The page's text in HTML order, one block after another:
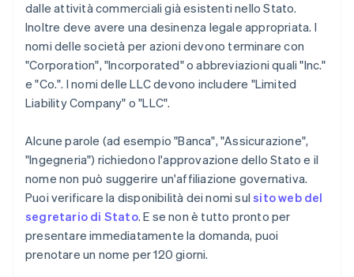
dalle attività commerciali già esistenti nello Stato.
Inoltre deve avere una desinenza legale appropriata. I
nomi delle società per azioni devono terminare con
"Corporation", "Incorporated" o abbreviazioni quali "Inc."
e "Co.". I nomi delle LLC devono includere "Limited
Liability Company" o "LLC".
Alcune parole (ad esempio "Banca", "Assicurazione",
"Ingegneria") richiedono l'approvazione dello Stato e il
nome non può suggerire un'affiliazione governativa.
Puoi verificare la disponibilità dei nomi sulsito web del
segretario di Stato. E se non è tutto pronto per
presentare immediatamente la domanda, puoi
prenotare un nome per 120 giorni.